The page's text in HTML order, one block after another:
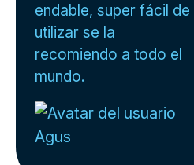
endable, super fácil de
utilizar se la
recomiendo a todo el
mundo.
Agus